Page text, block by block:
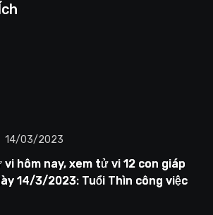
14/03/2023
vi hôm nay, xem tử vi 12 con giáp
14/3/2023: Tuổi Thìn công việc